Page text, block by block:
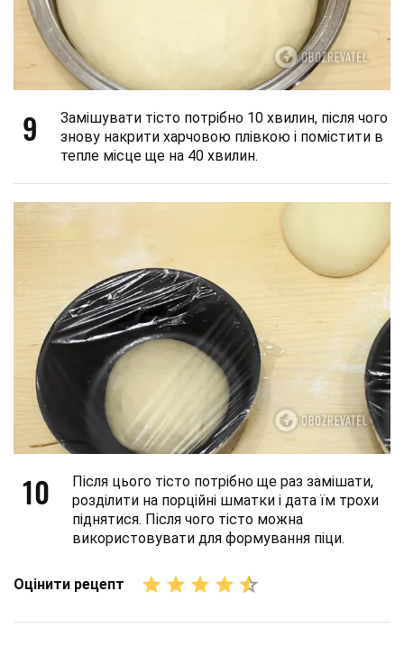
9
Замішувати тісто потрібно 10 хвилин, після чого
знову накрити харчовою плівкою і помістити в
тепле місце ще на 40 хвилин.
10
Після цього тісто потрібно ще раз замішати,
розділити на порційні шматки і дата їм трохи
піднятися. Після чого тісто можна
використовувати для формування піци.
Оцінити рецепт